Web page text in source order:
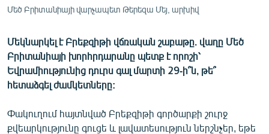
ԱՐԽԻՎ
ԲԱՆԱՎԵՃ
ՁԳՏԵԼՈՎ ԼԱՎԱԳՈՒՅՆԻՆ
ՓՈԴՔԱՍԹ
Հայերեն
Մեծ Բրիտանիայի վարչապետ Թերեզա Մեյ, արխիվ
Մեկնարկել է Բրեքզիթի վճռական շաբաթը. վաղը Մեծ
Բրիտանիայի խորհրդարանը պետք է որոշի՝
Եվրամիությունից դուրս գալ մարտի 29-ի՞ն, թե՞
հետաձգել ժամկետները:
Փակուղում հայտնված Բրեքզիթի գործարքի շուրջ
քվեարկությունը գուցե և լավատեսություն ներշնչեր, եթե